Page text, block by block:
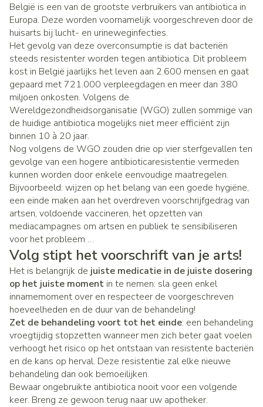
België is een van de grootste verbruikers van antibiotica in
Europa. Deze worden voornamelijk voorgeschreven door de
huisarts bij lucht- en urineweginfecties.
Het gevolg van deze overconsumptie is dat bacteriën
steeds resistenter worden tegen antibiotica. Dit probleem
kost in België jaarlijks het leven aan 2.600 mensen en gaat
gepaard met 721.000 verpleegdagen en meer dan 380
miljoen onkosten. Volgens de
Wereldgezondheidsorganisatie (WGO) zullen sommige van
de huidige antibiotica mogelijks niet meer efficiënt zijn
binnen 10 à 20 jaar.
Nog volgens de WGO zouden drie op vier sterfgevallen ten
gevolge van een hogere antibioticaresistentie vermeden
kunnen worden door enkele eenvoudige maatregelen.
Bijvoorbeeld: wijzen op het belang van een goede hygiëne,
een einde maken aan het overdreven voorschrijfgedrag van
artsen, voldoende vaccineren, het opzetten van
mediacampagnes om artsen en publiek te sensibiliseren
voor het probleem …
Volg stipt het voorschrift van je arts!
Het is belangrijk de juiste medicatie in de juiste dosering
op het juiste moment in te nemen: sla geen enkel
innamemoment over en respecteer de voorgeschreven
hoeveelheden en de duur van de behandeling!
Zet de behandeling voort tot het einde: een behandeling
vroegtijdig stopzetten wanneer men zich beter gaat voelen
verhoogt het risico op het ontstaan van resistente bacteriën
en de kans op herval. Deze resistentie zal elke nieuwe
behandeling dan ook bemoeilijken.
Bewaar ongebruikte antibiotica nooit voor een volgende
keer. Breng ze gewoon terug naar uw apotheker.